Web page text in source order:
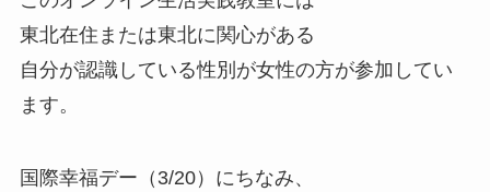
東北在住または東北に関心がある
自分が認識している性別が女性の方が参加してい
ます。
国際幸福デー（3/20）にちなみ、